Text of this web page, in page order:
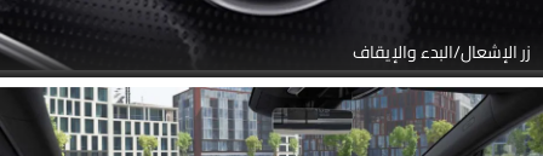
زر الإشعال/البدء والإيقاف